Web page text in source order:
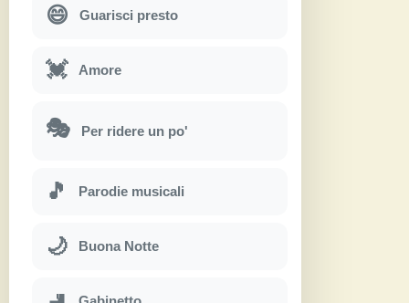
😄 Guarisci presto
💓 Amore
🎭 Per ridere un po'
🎵 Parodie musicali
🌙 Buona Notte